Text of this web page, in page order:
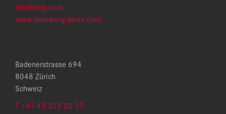
info@rsrg.com
www.rhomberg-sersa.com
.
Badenerstrasse 694
8048 Zürich
Schweiz
T +41 43 322 23 23